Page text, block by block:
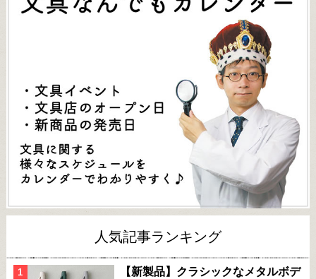
人気記事ランキング
【新製品】クラシックなメタルボデ